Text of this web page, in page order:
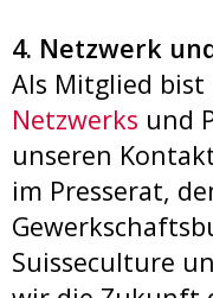
4. Netzwerk
Als Mitglied bist
Netzwerks und
unseren
im Presserat,
Suisseculture